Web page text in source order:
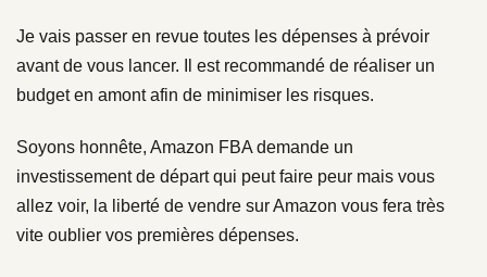
Je vais passer en revue toutes les dépenses à prévoir
avant de vous lancer. Il est recommandé de réaliser un
budget en amont afin de minimiser les risques.
Soyons honnête, Amazon FBA demande un
investissement de départ qui peut faire peur mais vous
allez voir, la liberté de vendre sur Amazon vous fera très
vite oublier vos premières dépenses.